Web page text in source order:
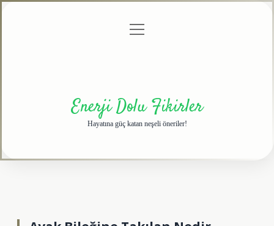
menüyü
Enerji Dolu Fikirler
Hayatına güç katan neşeli öneriler!